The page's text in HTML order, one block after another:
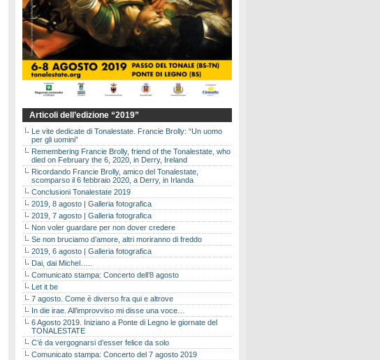
Articoli dell’edizione “2019”
Le vite dedicate di Tonalestate. Francie Brolly: “Un uomo
per gli uomini”
Remembering Francie Brolly, friend of the Tonalestate, who
died on February the 6, 2020, in Derry, Ireland
Ricordando Francie Brolly, amico del Tonalestate,
scomparso il 6 febbraio 2020, a Derry, in Irlanda
Conclusioni Tonalestate 2019
2019, 8 agosto | Galleria fotografica
2019, 7 agosto | Galleria fotografica
Non voler guardare per non dover credere
Se non bruciamo d’amore, altri moriranno di freddo
2019, 6 agosto | Galleria fotografica
Dai, dai Michel…..
Comunicato stampa: Concerto dell’8 agosto
Let it be
7 agosto. Come è diverso fra qui e altrove
In die irae. All’improvviso mi disse una voce…
6 Agosto 2019. Iniziano a Ponte di Legno le giornate del
TONALESTATE
C’è da vergognarsi d’esser felice da solo
Comunicato stampa: Concerto del 7 agosto 2019